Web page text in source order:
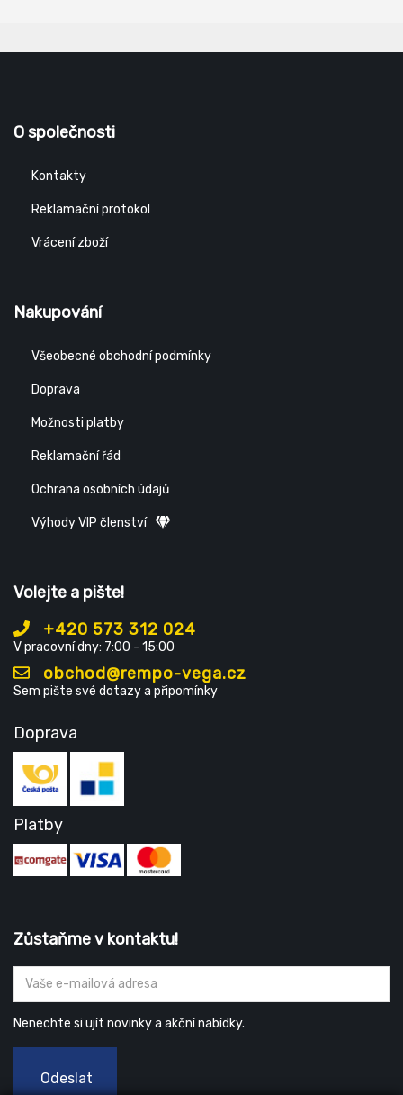
O společnosti
Kontakty
Reklamační protokol
Vrácení zboží
Nakupování
Všeobecné obchodní podmínky
Doprava
Možnosti platby
Reklamační řád
Ochrana osobních údajů
Výhody VIP členství
Volejte a pište!
+420 573 312 024
V pracovní dny: 7:00 - 15:00
obchod@rempo-vega.cz
Sem pište své dotazy a připomínky
Doprava
Platby
Zůstaňme v kontaktu!
Nenechte si ujít novinky a akční nabídky.
Odeslat